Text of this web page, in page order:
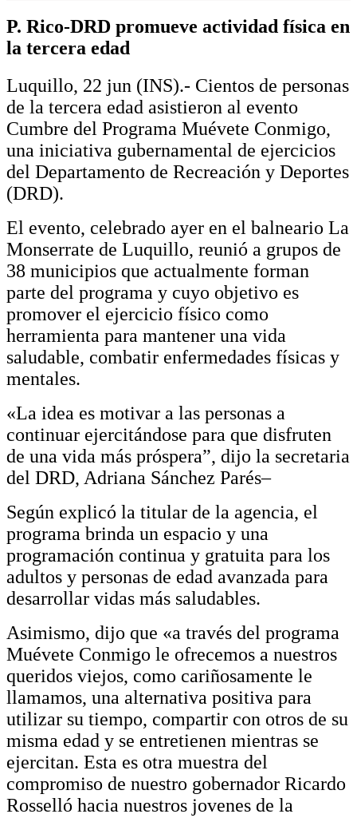
P. Rico-DRD promueve actividad física en
la tercera edad
Luquillo, 22 jun (INS).- Cientos de personas
de la tercera edad asistieron al evento
Cumbre del Programa Muévete Conmigo,
una iniciativa gubernamental de ejercicios
del Departamento de Recreación y Deportes
(DRD).
El evento, celebrado ayer en el balneario La
Monserrate de Luquillo, reunió a grupos de
38 municipios que actualmente forman
parte del programa y cuyo objetivo es
promover el ejercicio físico como
herramienta para mantener una vida
saludable, combatir enfermedades físicas y
mentales.
«La idea es motivar a las personas a
continuar ejercitándose para que disfruten
de una vida más próspera”, dijo la secretaria
del DRD, Adriana Sánchez Parés–
Según explicó la titular de la agencia, el
programa brinda un espacio y una
programación continua y gratuita para los
adultos y personas de edad avanzada para
desarrollar vidas más saludables.
Asimismo, dijo que «a través del programa
Muévete Conmigo le ofrecemos a nuestros
queridos viejos, como cariñosamente le
llamamos, una alternativa positiva para
utilizar su tiempo, compartir con otros de su
misma edad y se entretienen mientras se
ejercitan. Esta es otra muestra del
compromiso de nuestro gobernador Ricardo
Rosselló hacia nuestros jovenes de la